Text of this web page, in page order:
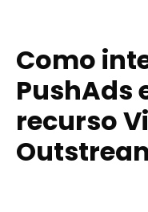
Como
PushAds
recurso